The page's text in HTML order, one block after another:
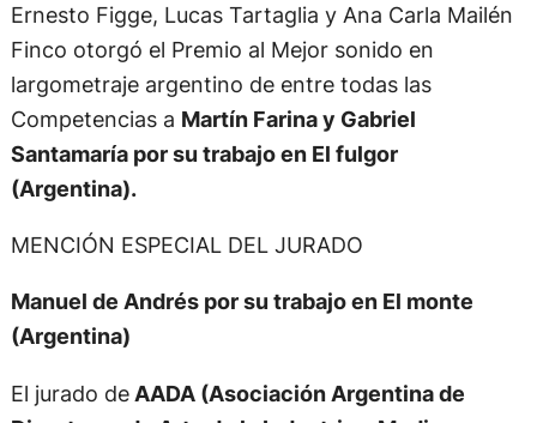
Ernesto Figge, Lucas Tartaglia y Ana Carla Mailén
Finco otorgó el Premio al Mejor sonido en
largometraje argentino de entre todas las
Competencias a Martín Farina y Gabriel
Santamaría por su trabajo en El fulgor
(Argentina).
MENCIÓN ESPECIAL DEL JURADO
Manuel de Andrés por su trabajo en El monte
(Argentina)
El jurado deAADA (Asociación Argentina de